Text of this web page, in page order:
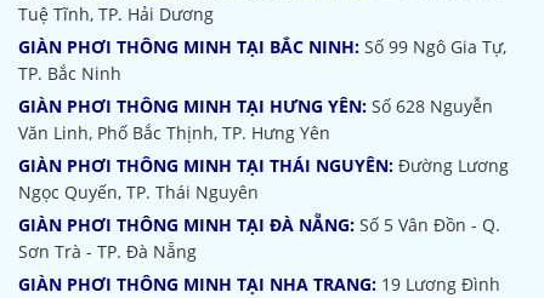
Tuệ Tĩnh, TP. Hải Dương
GIÀN PHƠI THÔNG MINH TẠI BẮC NINH: Số 99 Ngô Gia Tự,
TP. Bắc Ninh
GIÀN PHƠI THÔNG MINH TẠI HƯNG YÊN: Số 628 Nguyễn
Văn Linh, Phố Bắc Thịnh, TP. Hưng Yên
GIÀN PHƠI THÔNG MINH TẠI THÁI NGUYÊN: Đường Lương
Ngọc Quyến, TP. Thái Nguyên
GIÀN PHƠI THÔNG MINH TẠI ĐÀ NẴNG: Số 5 Vân Đồn - Q.
Sơn Trà - TP. Đà Nẵng
GIÀN PHƠI THÔNG MINH TẠI NHA TRANG: 19 Lương Đình